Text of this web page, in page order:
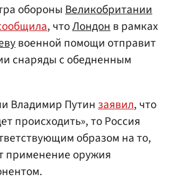
обороныВеликобритании
, чтоЛондонв рамках
военной помощи отправит
снаряды с обедненным
Владимир Путинзаявил, что
происходить», то Россия
образом на то,
применение оружия